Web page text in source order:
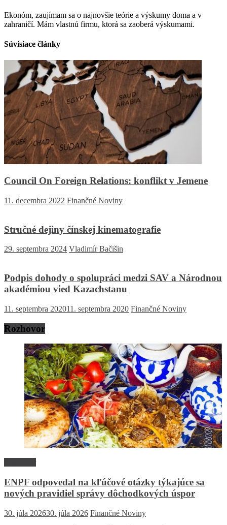
Ekonóm, zaujímam sa o najnovšie teórie a výskumy doma a v
zahraničí. Mám vlastnú firmu, ktorá sa zaoberá výskumami.
Súvisiace články
Council On Foreign Relations: konflikt v Jemene
11. decembra 2022 Finančné Noviny
Stručné dejiny čínskej kinematografie
29. septembra 2024 Vladimír Bačišin
Podpis dohody o spolupráci medzi SAV a Národnou
akadémiou vied Kazachstanu
11. septembra 202011. septembra 2020 Finančné Noviny
Rozhovor
ENPF odpovedal na kľúčové otázky týkajúce sa
nových pravidiel správy dôchodkových úspor
30. júla 202630. júla 2026 Finančné Noviny